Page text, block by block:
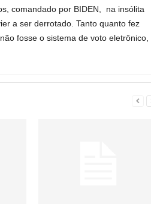
comandado por BIDEN, na insólita
a ser derrotado. Tanto quanto fez
fosse o sistema de voto eletrônico,